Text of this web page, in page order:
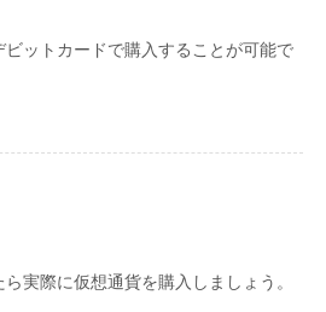
ットカードで購入することが可能で
実際に仮想通貨を購入しましょう。